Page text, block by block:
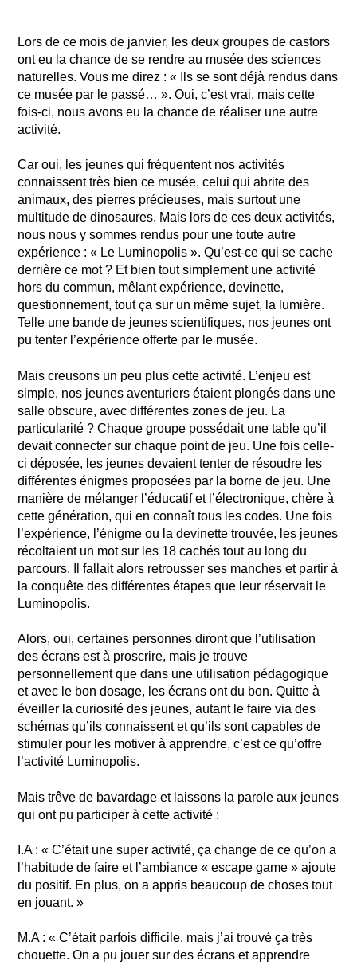
Lors de ce mois de janvier, les deux groupes de castors
ont eu la chance de se rendre au musée des sciences
naturelles. Vous me direz : « Ils se sont déjà rendus dans
ce musée par le passé… ». Oui, c’est vrai, mais cette
fois-ci, nous avons eu la chance de réaliser une autre
activité.
Car oui, les jeunes qui fréquentent nos activités
connaissent très bien ce musée, celui qui abrite des
animaux, des pierres précieuses, mais surtout une
multitude de dinosaures. Mais lors de ces deux activités,
nous nous y sommes rendus pour une toute autre
expérience : « Le Luminopolis ». Qu’est-ce qui se cache
derrière ce mot ? Et bien tout simplement une activité
hors du commun, mêlant expérience, devinette,
questionnement, tout ça sur un même sujet, la lumière.
Telle une bande de jeunes scientifiques, nos jeunes ont
pu tenter l’expérience offerte par le musée.
Mais creusons un peu plus cette activité. L’enjeu est
simple, nos jeunes aventuriers étaient plongés dans une
salle obscure, avec différentes zones de jeu. La
particularité ? Chaque groupe possédait une table qu’il
devait connecter sur chaque point de jeu. Une fois celle-
ci déposée, les jeunes devaient tenter de résoudre les
différentes énigmes proposées par la borne de jeu. Une
manière de mélanger l’éducatif et l’électronique, chère à
cette génération, qui en connaît tous les codes. Une fois
l’expérience, l’énigme ou la devinette trouvée, les jeunes
récoltaient un mot sur les 18 cachés tout au long du
parcours. Il fallait alors retrousser ses manches et partir à
la conquête des différentes étapes que leur réservait le
Luminopolis.
Alors, oui, certaines personnes diront que l’utilisation
des écrans est à proscrire, mais je trouve
personnellement que dans une utilisation pédagogique
et avec le bon dosage, les écrans ont du bon. Quitte à
éveiller la curiosité des jeunes, autant le faire via des
schémas qu’ils connaissent et qu’ils sont capables de
stimuler pour les motiver à apprendre, c’est ce qu’offre
l’activité Luminopolis.
Mais trêve de bavardage et laissons la parole aux jeunes
qui ont pu participer à cette activité :
I.A : « C’était une super activité, ça change de ce qu’on a
l’habitude de faire et l’ambiance « escape game » ajoute
du positif. En plus, on a appris beaucoup de choses tout
en jouant. »
M.A : « C’était parfois difficile, mais j’ai trouvé ça très
chouette. On a pu jouer sur des écrans et apprendre